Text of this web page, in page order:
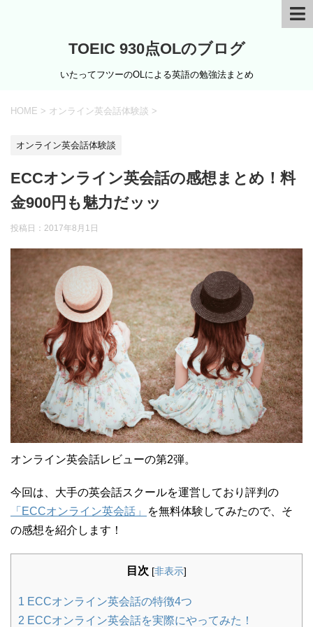
TOEIC 930点OLのブログ
いたってフツーのOLによる英語の勉強法まとめ
HOME > オンライン英会話体験談 >
オンライン英会話体験談
ECCオンライン英会話の感想まとめ！料
金900円も魅力だッッ
投稿日： 2017年8月1日
オンライン英会話レビューの第2弾。
今回は、大手の英会話スクールを運営しており評判の
「ECCオンライン英会話」
を無料体験してみたので、そ
の感想を紹介します！
目次 [非表示]
1 ECCオンライン英会話の特徴4つ
2 ECCオンライン英会話を実際にやってみた！